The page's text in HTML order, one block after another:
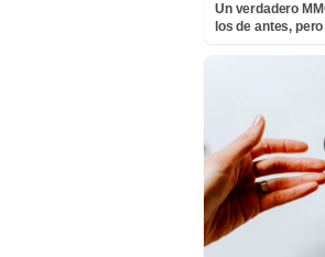
Un verdadero
los de antes,